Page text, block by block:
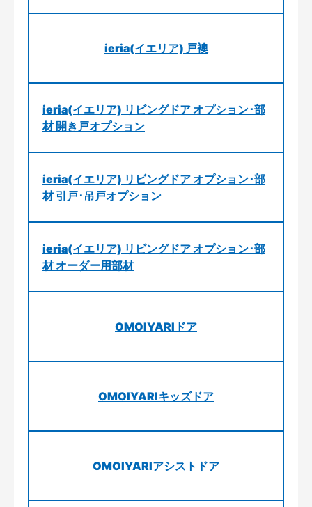
ieria(イエリア) 戸襖
ieria(イエリア) リビングドア オプション･部
材 開き戸オプション
ieria(イエリア) リビングドア オプション･部
材 引戸･吊戸オプション
ieria(イエリア) リビングドア オプション･部
材 オーダー用部材
OMOIYARIドア
OMOIYARIキッズドア
OMOIYARIアシストドア